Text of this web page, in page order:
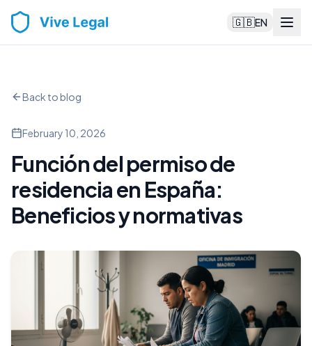
🇬🇧EN
Back to blog
February 10, 2026
Función del permiso de
residencia en España:
Beneficios y normativas